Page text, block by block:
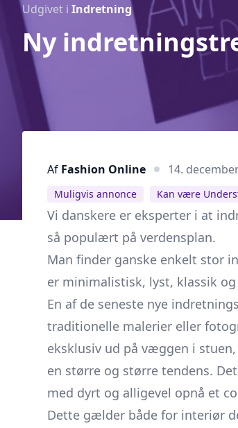
Udgivet i Indretning
Ny
Af Fashion Online 14.
Muligvis annonce Kan være
Vi danskere er eksperter i at
så populært på verdensplan.
Man finder ganske enkelt stor
er minimalistisk, lyst, klassik
En af de seneste nye
traditionelle malerier eller
eksklusiv ud på væggen i
en større og større tendens.
med dyrt og alligevel opnå et
Dette gælder både for interiør